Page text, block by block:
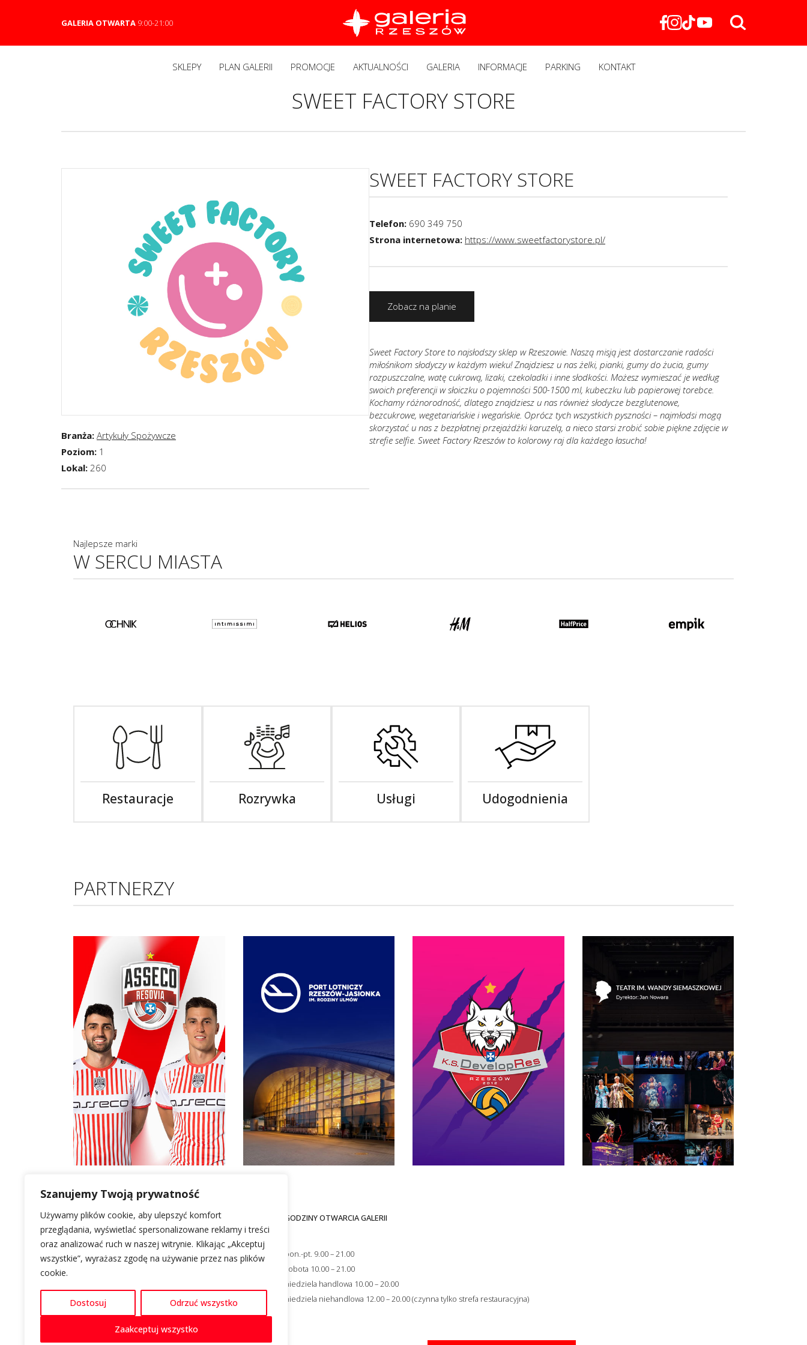
Szanujemy Twoją prywatność
Używamy plików cookie, aby ulepszyć komfort
przeglądania, wyświetlać spersonalizowane reklamy i treści
oraz analizować ruch w naszej witrynie. Klikając „Akceptuj
wszystkie”, wyrażasz zgodę na używanie przez nas plików
cookie.
Dostosuj Odrzuć wszystko
Zaakceptuj wszystko
GALERIA OTWARTA 9:00-21:00
SKLEPY PLAN GALERII PROMOCJE AKTUALNOŚCI GALERIA INFORMACJE PARKING KONTAKT
SWEET FACTORY STORE
Branża: Artykuły Spożywcze
Poziom: 1
Lokal: 260
SWEET FACTORY STORE
Telefon: 690 349 750
Strona internetowa: https://www.sweetfactorystore.pl/
Zobacz na planie
Sweet Factory Store to najsłodszy sklep w Rzeszowie. Naszą misją jest dostarczanie radości
miłośnikom słodyczy w każdym wieku! Znajdziesz u nas żelki, pianki, gumy do żucia, gumy
rozpuszczalne, watę cukrową, lizaki, czekoladki i inne słodkości. Możesz wymieszać je według
swoich preferencji w słoiczku o pojemności 500-1500 ml, kubeczku lub papierowej torebce.
Kochamy różnorodność, dlatego znajdziesz u nas również słodycze bezglutenowe,
bezcukrowe, wegetariańskie i wegańskie. Oprócz tych wszystkich pyszności – najmłodsi mogą
skorzystać u nas z bezpłatnej przejażdżki karuzelą, a nieco starsi zrobić sobie piękne zdjęcie w
strefie selfie. Sweet Factory Rzeszów to kolorowy raj dla każdego łasucha!
Najlepsze marki
W SERCU MIASTA
Restauracje Rozrywka Usługi Udogodnienia
PARTNERZY
LOKALIZACJA
Al. Piłsudskiego 44
35-001 Rzeszów
O GALERII RZESZÓW
Informacje
INFORMACJE
Polityka cookies
GODZINY OTWARCIA GALERII
pon.-pt. 9.00 – 21.00
sobota 10.00 – 21.00
niedziela handlowa 10.00 – 20.00
niedziela niehandlowa 12.00 – 20.00 (czynna tylko strefa restauracyjna)